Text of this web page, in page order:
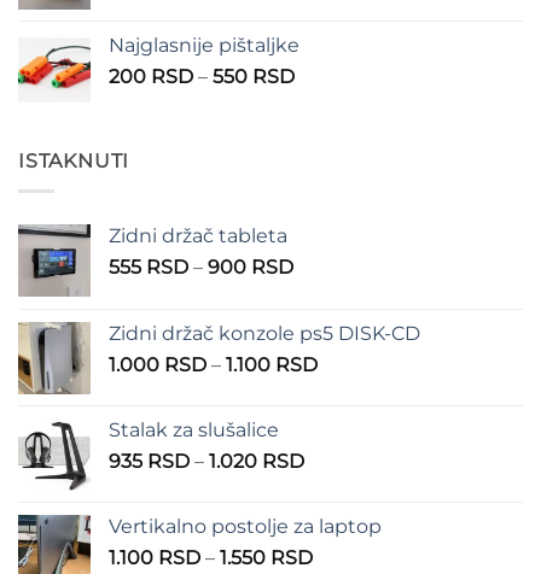
210 RSD
do
Najglasnije pištaljke
200 RSD – 550 RSDRaspon
ISTAKNUTI
Zidni držač tableta
555 RSD – 900 RSDRaspon
555 RSD
do
Zidni držač konzole ps5 DISK-CD
1.000 RSD – 1.100 RSDRaspon
Stalak za slušalice
935 RSD – 1.020 RSDRaspon
935 RSD
do
Vertikalno postolje za laptop
1.100 RSD – 1.550 RSDRaspon